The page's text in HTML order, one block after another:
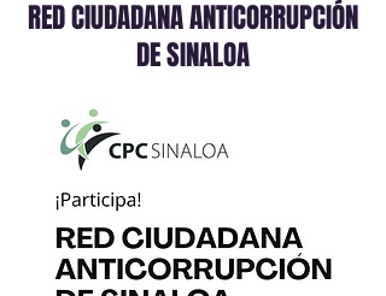
RED CIUDADANA ANTICORRUPCIÓN
DE SINALOA